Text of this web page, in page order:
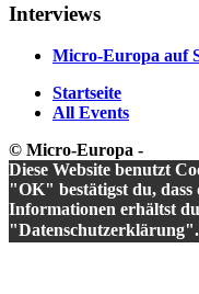
Interviews
Micro-Europa auf
Startseite
All Events
© Micro-Europa -
Diese Website benutzt
"OK" bestätigst du, dass
Informationen erhältst
"Datenschutzerklärung".